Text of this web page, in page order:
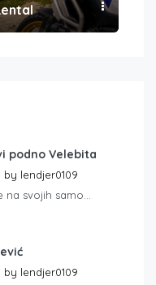
podno Velebita
by lendjer0109
svojih samo...
by lendjer0109